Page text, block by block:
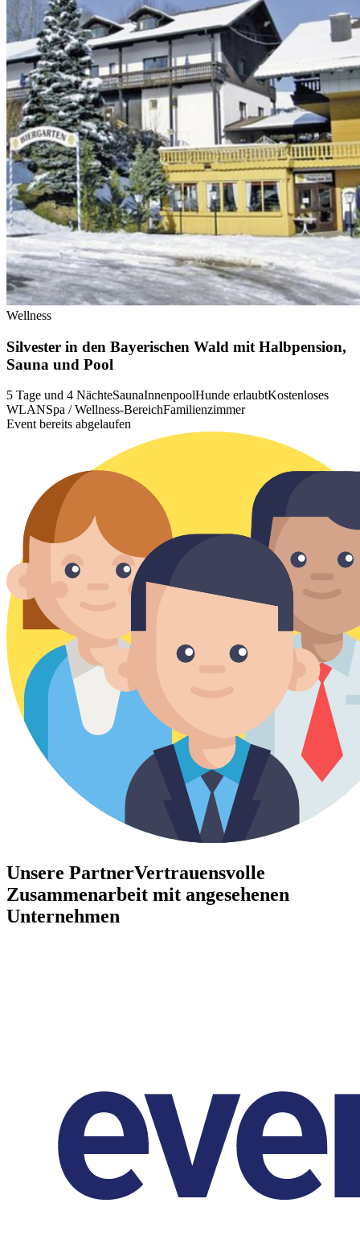
Wellness
Silvester in den Bayerischen Wald mit Halbpension,
Sauna und Pool
5 Tage und 4 NächteSaunaInnenpoolHunde erlaubtKostenloses
WLANSpa / Wellness-BereichFamilienzimmer
Event bereits abgelaufen
Unsere PartnerVertrauensvolle
Zusammenarbeit mit angesehenen
Unternehmen